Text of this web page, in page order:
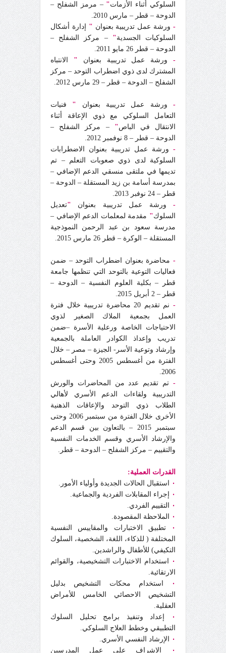
السلوكي أثناء الأزمات" – مرمز الشفلح –
الدوحة – قطر – مارس 2010.
-ورشة عمل تدريبية بعنوان " إدارة أشكال
السلوكيات الجسدية" – مركز الشفلح –
الدوحة – قطر 26 مايو 2011.
-ورشة عمل تدريبية بعنوان " الانتباه
المشترك لدى ذوي اضطراب التوحد – مركز
الشفلح – الدوحة – قطر – 29 مارس 2012.
-ورشة عمل تدريبية بعنوان " فنيات
التعامل السلوكي مع ذوي الإعاقة أثناء
الانتقال في الباص" – مركز الشفلح –
الدوحة – قطر – 8 نوفمبر 2012.
- ورشة عمل تدريبية بعنوان الاضطرابات
السلوكية لدى ذوي صعوبات التعلم – تم
تديمها في ملتقى منسقي الدعم الإضافي –
بمدرسة أسامة بن زيد المستقلة – الدوحة –
قطر – 24 نوفبر 2013.
- ورشة عمل تدريبية بعنوان "تعديل
السلوك" مقدمة لمعلمات الدعم الإضافي –
مدرسة سعود بن عبد الرحمن النموذجية
المستقلة – الوكرة – قطر 26 مارس 2015.
- محاضرة بعنوان اضطراب التوحد – ضمن
فعاليات التوعية بالتوحد التي تنظمها جامعة
قطر – بكلية العلوم النفسية – الدوحة –
قطر – 2 أبريل 2015.
-
نم تقديم 20 محاضرة تدريبية خلال فترة
العمل بجمعية الملاك الصغير لذوي
الاحتياجات الخاصة ورعلية الأسرة –ضمن
تدريب وإعداذ الكوادر العاملة بالجمعية
وإرشاد وتوعية الأسر- الجيزة – مصر – خلال
الفترة من أغسطس 2005 وحتى أغسطس
2006.
- تم تقديم عدد من المحاضرات والورش
التدريبية ولقاءات الدعم الأسري لأهالي
الطلاب ذوي التوحد والإعاقات الذهنية
الأخرى خلال الفترة من سبتمبر 2006 وحتى
سبتمبر 2015 – بالتعاون بين قسم الدعم
والإرشاد الأسري وقسم الخدمات النفسية
والتقييم – مركز الشفلح – الدوحة – قطر.
القدرات العملية:
٠
استقبال الحالات الجديدة وأولياء الأمور.
٠
إجراء المقابلات الفردية والجماعية.
٠
التقييم الفردي.
٠
الملاحظة المقصودة.
٠
تطبيق الاختبارات والمقاييس النفسية
المختلفة ( للذكاء، اللغة، الشخصية، السلوك
التكيفي) للأطفال والراشدين.
٠
استخدام الاختبارات التشخيصية، والقوائم
الارتقائية.
٠
استخدام محكات التشخيص بدليل
التشخيص الاحصائي الخامس للأمراض
العقلية.
٠
إعداد وتنفيذ برامج تحليل السلوك
التطبيقي وخطط العلاج السلوكي.
٠
الإرشاد النفسي الأسري.
٠
الإشراف على عمل المدرسين